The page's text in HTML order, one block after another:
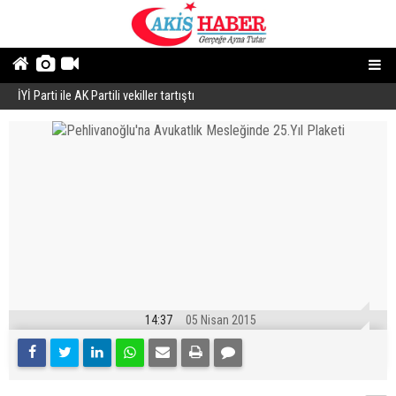
İYİ Parti ile AK Partili vekiller tartıştı
14:37 05 Nisan 2015